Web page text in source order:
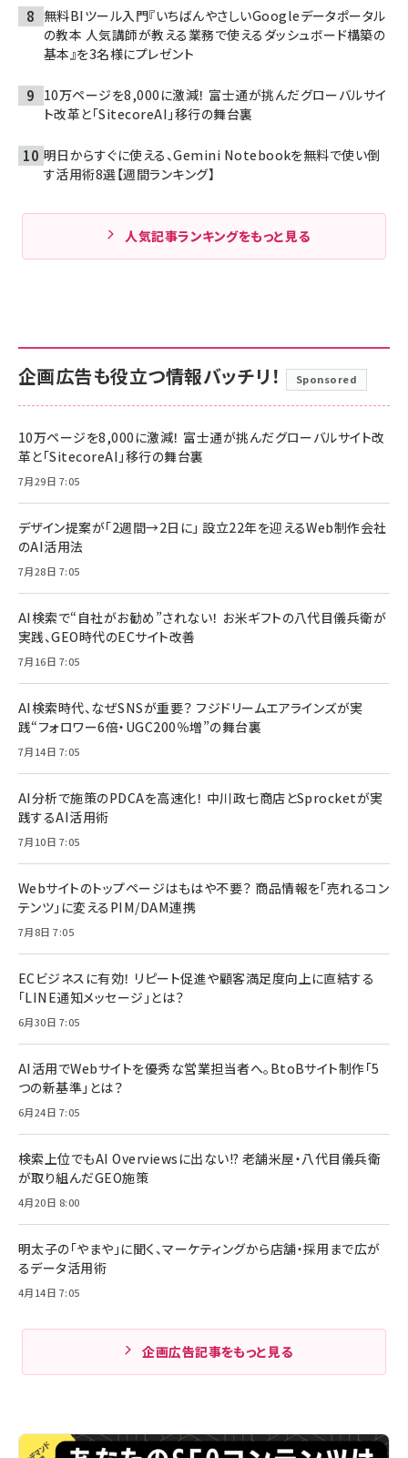
無料BIツール入門『いちばんやさしいGoogleデータポータル
の教本 人気講師が教える業務で使えるダッシュボード構築の
基本』を3名様にプレゼント
10万ページを8,000に激減！ 富士通が挑んだグローバルサイ
ト改革と「SitecoreAI」移行の舞台裏
明日からすぐに使える、Gemini Notebookを無料で使い倒
す活用術8選【週間ランキング】
人気記事ランキングをもっと見る
企画広告も役立つ情報バッチリ！ Sponsored
10万ページを8,000に激減！ 富士通が挑んだグローバルサイト改
革と「SitecoreAI」移行の舞台裏
7月29日 7:05
デザイン提案が「2週間→2日に」 設立22年を迎えるWeb制作会社
のAI活用法
7月28日 7:05
AI検索で“自社がお勧め”されない！ お米ギフトの八代目儀兵衛が
実践、GEO時代のECサイト改善
7月16日 7:05
AI検索時代、なぜSNSが重要？ フジドリームエアラインズが実
践“フォロワー6倍・UGC200％増”の舞台裏
7月14日 7:05
AI分析で施策のPDCAを高速化！ 中川政七商店とSprocketが実
践するAI活用術
7月10日 7:05
Webサイトのトップページはもはや不要？ 商品情報を「売れるコン
テンツ」に変えるPIM/DAM連携
7月8日 7:05
ECビジネスに有効！ リピート促進や顧客満足度向上に直結する
「LINE通知メッセージ」とは？
6月30日 7:05
AI活用でWebサイトを優秀な営業担当者へ。BtoBサイト制作「5
つの新基準」とは？
6月24日 7:05
検索上位でもAI Overviewsに出ない!? 老舗米屋・八代目儀兵衛
が取り組んだGEO施策
4月20日 8:00
明太子の「やまや」に聞く、マーケティングから店舗・採用まで広が
るデータ活用術
4月14日 7:05
企画広告記事をもっと見る